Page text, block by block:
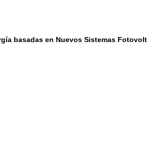
basadas en Nuevos Sistemas